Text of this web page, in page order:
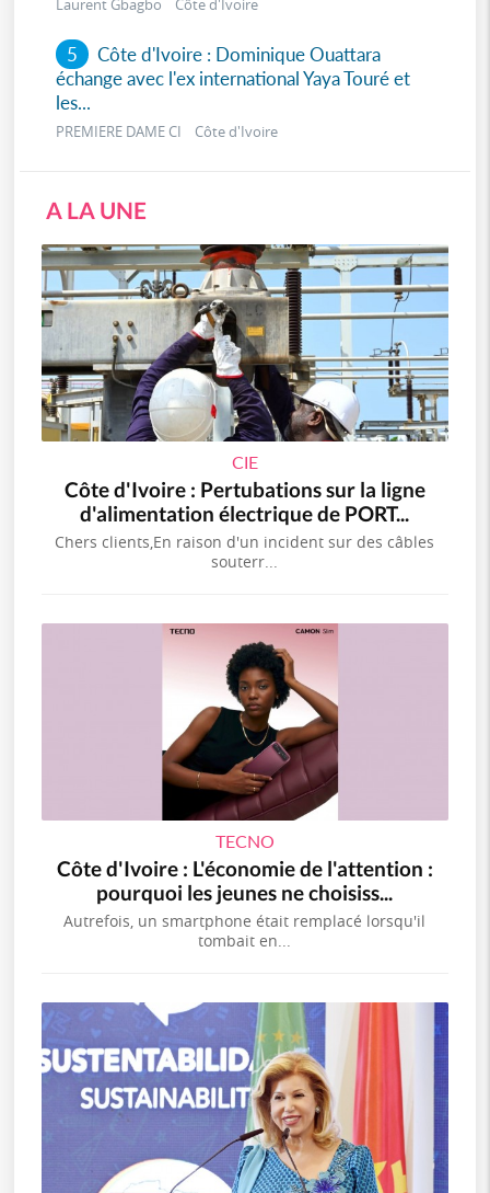
Laurent Gbagbo Côte d'Ivoire
5 Côte d'Ivoire : Dominique Ouattara
échange avec l'ex international Yaya Touré et
les...
PREMIERE DAME CI Côte d'Ivoire
A LA UNE
CIE
Côte d'Ivoire : Pertubations sur la ligne
d'alimentation électrique de PORT...
Chers clients,En raison d'un incident sur des câbles
souterr...
TECNO
Côte d'Ivoire : L'économie de l'attention :
pourquoi les jeunes ne choisiss...
Autrefois, un smartphone était remplacé lorsqu'il
tombait en...